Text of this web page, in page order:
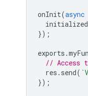
onInit(async
});
exports .
// Access
res . send(
});